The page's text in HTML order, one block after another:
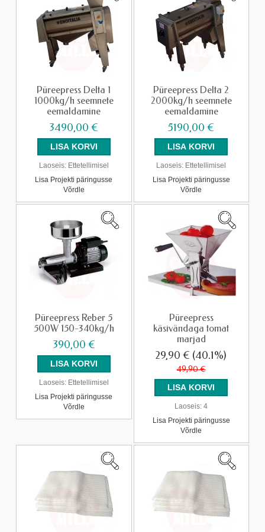
Püreepress Delta 1
1000kg/h seemnete
eemaldamine
3490,00 €
Laoseis: Ettetellimisel
Lisa Projekti päringusse
Võrdle
Püreepress Delta 2
2000kg/h seemnete
eemaldamine
5190,00 €
Laoseis: Ettetellimisel
Lisa Projekti päringusse
Võrdle
Püreepress Reber 5
500W 150-340kg/h
390,00 €
Laoseis: Ettetellimisel
Lisa Projekti päringusse
Võrdle
Püreepress
käsivändaga tomat
marjad
29,90 € (40.1%)
49,90 €
Laoseis: 4
Lisa Projekti päringusse
Võrdle